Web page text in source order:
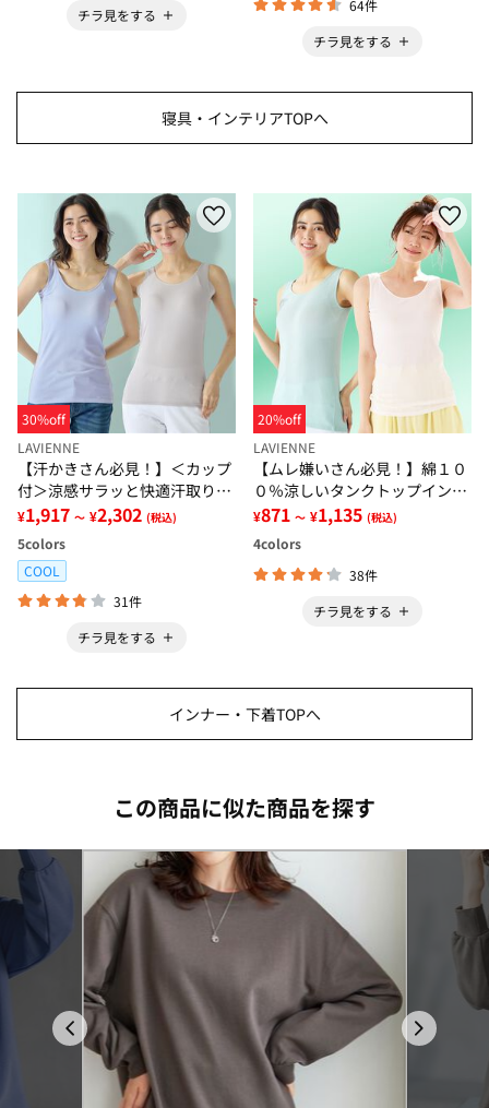
チラ見をする
64件
チラ見をする
寝具・インテリアTOPへ
30%off
LAVIENNE
【汗かきさん必見！】＜カップ
付＞涼感サラッと快適汗取りタ
ンクトップインナー＜さらりラ
ボ＞
¥1,917 ～ ¥2,302 (税込)
5colors
COOL
31件
チラ見をする
20%off
LAVIENNE
【ムレ嫌いさん必見！】綿１０
０％涼しいタンクトップインナ
ー＜さらりラボ＞
¥871 ～ ¥1,135 (税込)
4colors
38件
チラ見をする
インナー・下着TOPへ
この商品に似た商品を探す